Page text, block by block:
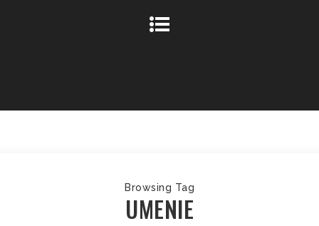
Browsing Tag
UMENIE